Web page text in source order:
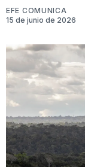
EFE COMUNICA
15 de junio de 2026